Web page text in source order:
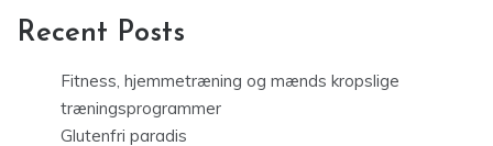
Recent Posts
Fitness, hjemmetræning og mænds kropslige
træningsprogrammer
Glutenfri paradis